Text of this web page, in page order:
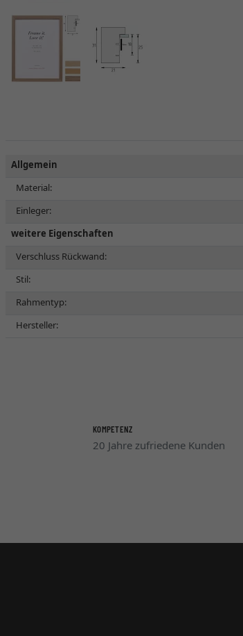
Allgemein
Material:
Einleger:
weitere Eigenschaften
Verschluss Rückwand:
Stil:
Rahmentyp:
Hersteller:
KOMPETENZ
20 Jahre zufriedene Kunden